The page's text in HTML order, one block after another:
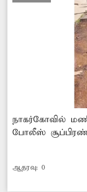
நாகர்கோவில்
போலீஸ்
சாலை உள்ளது.
வணிக
உள்ளன. இந்த
பதிக்கப்பட்டுள்ள
ஆதரவு: 0